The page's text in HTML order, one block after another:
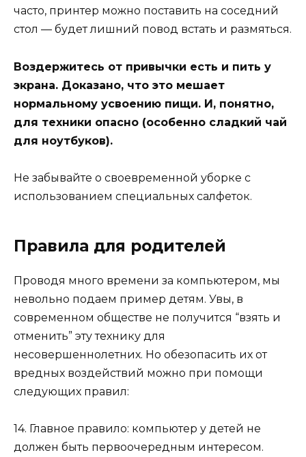
часто, принтер можно поставить на соседний
стол — будет лишний повод встать и размяться.
Воздержитесь от привычки есть и пить у
экрана. Доказано, что это мешает
нормальному усвоению пищи. И, понятно,
для техники опасно (особенно сладкий чай
для ноутбуков).
Не забывайте о своевременной уборке с
использованием специальных салфеток.
Правила для родителей
Проводя много времени за компьютером, мы
невольно подаем пример детям. Увы, в
современном обществе не получится “взять и
отменить” эту технику для
несовершеннолетних. Но обезопасить их от
вредных воздействий можно при помощи
следующих правил:
14. Главное правило: компьютер у детей не
должен быть первоочередным интересом.